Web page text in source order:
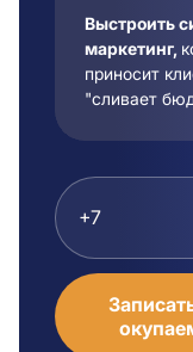
Выстроить
маркетинг,
приносит
"сливает